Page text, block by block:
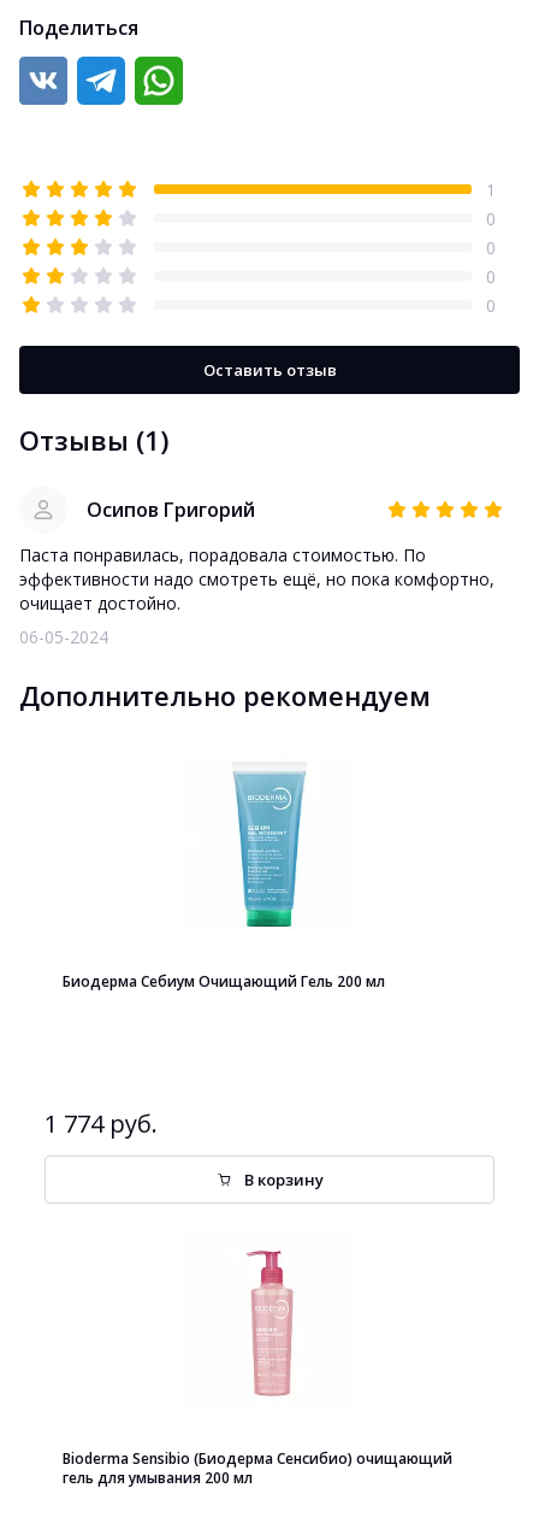
Поделиться
Отзывы (1)
Осипов Григорий
Паста понравилась, порадовала стоимостью. По
эффективности надо смотреть ещё, но пока комфортно,
очищает достойно.
06-05-2024
1
0
0
0
0
Оставить отзыв
Дополнительно рекомендуем
Биодерма Себиум Очищающий Гель 200 мл
1 774 руб.
В корзину
Bioderma Sensibio (Биодерма Сенсибио) очищающий
гель для умывания 200 мл